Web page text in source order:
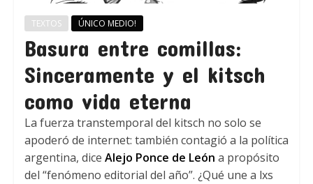
TEXTOS ÚNICO MEDIO!
Basura entre comillas:
Sinceramente y el kitsch
como vida eterna
La fuerza transtemporal del kitsch no solo se
apoderó de internet: también contagió a la política
argentina, dice Alejo Ponce de León a propósito
del “fenómeno editorial del año”. ¿Qué une a lxs